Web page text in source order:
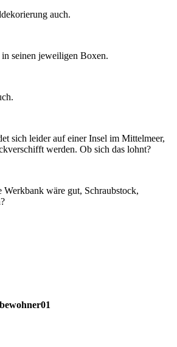
auch.
seinen jeweiligen Boxen.
sich leider auf einer Insel im Mittelmeer,
werden. Ob sich das lohnt?
Werkbank wäre gut, Schraubstock,